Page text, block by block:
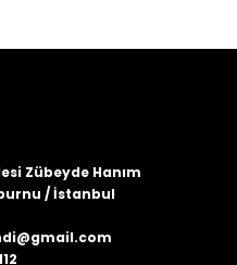
Zübeyde Hanım
/ İstanbul